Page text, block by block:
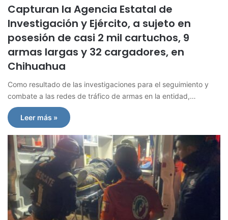
Capturan la Agencia Estatal de
Investigación y Ejército, a sujeto en
posesión de casi 2 mil cartuchos, 9
armas largas y 32 cargadores, en
Chihuahua
Como resultado de las investigaciones para el seguimiento y
combate a las redes de tráfico de armas en la entidad,…
Leer más »